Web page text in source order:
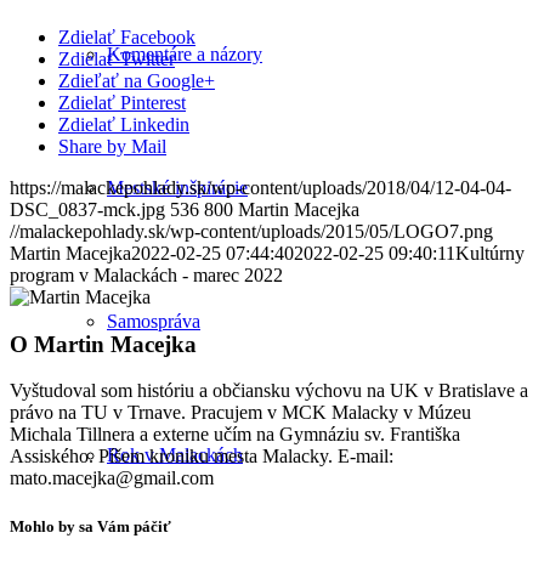
Komentáre a názory
Mestské inšpirácie
Samospráva
Rok v Malackách
Zdielať Facebook
Zdielať Twitter
Zdieľať na Google+
Zdielať Pinterest
Zdielať Linkedin
Share by Mail
https://malackepohlady.sk/wp-content/uploads/2018/04/12-04-04-
DSC_0837-mck.jpg 536 800 Martin Macejka
//malackepohlady.sk/wp-content/uploads/2015/05/LOGO7.png
Martin Macejka2022-02-25 07:44:402022-02-25 09:40:11Kultúrny
program v Malackách - marec 2022
O Martin Macejka
Vyštudoval som históriu a občiansku výchovu na UK v Bratislave a
právo na TU v Trnave. Pracujem v MCK Malacky v Múzeu
Michala Tillnera a externe učím na Gymnáziu sv. Františka
Assiského. Píšem kroniku mesta Malacky. E-mail:
mato.macejka@gmail.com
Mohlo by sa Vám páčiť